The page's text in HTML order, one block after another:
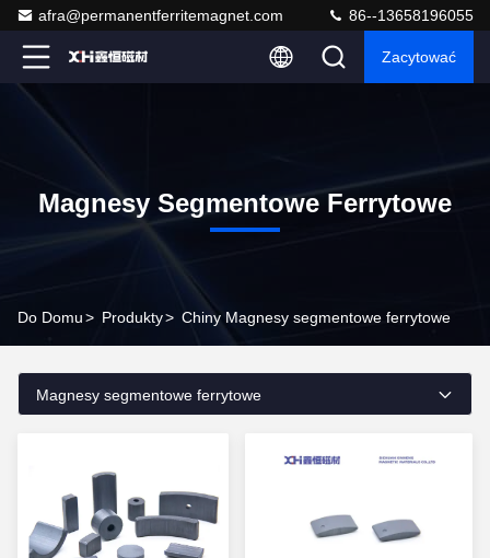
afra@permanentferritemagnet.com 86--13658196055
Zacytować
Magnesy Segmentowe Ferrytowe
Do Domu> Produkty> Chiny Magnesy segmentowe ferrytowe
Magnesy segmentowe ferrytowe